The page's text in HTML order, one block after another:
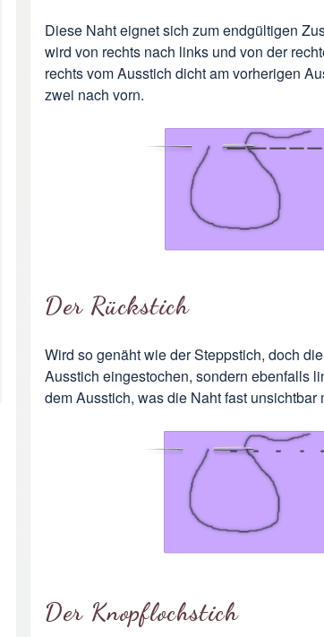
Diese Naht eignet sich zum endgültigen
wird von rechts nach links und von der
rechts vom Ausstich dicht am vorherigen
zwei nach vorn.
Der Rückstich
Wird so genäht wie der Steppstich, doch
Ausstich eingestochen, sondern ebenfalls
dem Ausstich, was die Naht fast unsichtbar
Der Knopflochstich